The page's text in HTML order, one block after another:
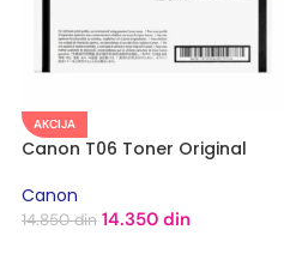
AKCIJA
Canon T06 Toner Original
Canon
14.850din 14.350 din